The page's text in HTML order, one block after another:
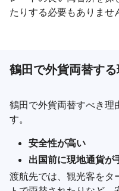
たりする必要もありませ
鶴田で外貨両替する
鶴田で外貨両替すべき理
す。
安全性が高い
出国前に現地通貨が
渡航先では、観光客をタ